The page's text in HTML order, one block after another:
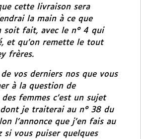
cette livraison sera
la main à ce que
soit fait, avec le n° 4 qui
et qu’on remette le tout
frères.
vos derniers nos que vous
à la question de
femmes c’est un sujet
je traiterai au n° 38 du
l’annonce que j’en fais au
si vous puiser quelques